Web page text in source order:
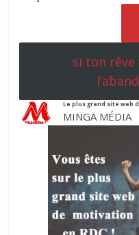
si ton rêve
Le plus grand site web
MINGA MÉDIA